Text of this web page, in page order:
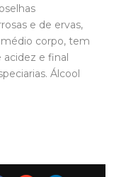
e de ervas,
corpo, tem
e final
Álcool